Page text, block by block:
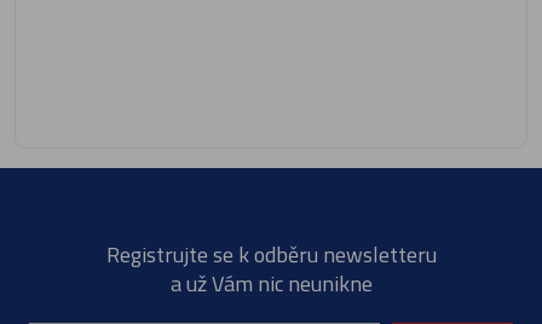
Registrujte se k odběru newsletteru
a už Vám nic neunikne